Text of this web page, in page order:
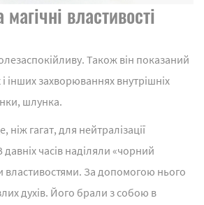
властивості
Також він показаний
інших захворюваннях внутрішніх
шлунка.
гагат, для нейтралізації
давніх часів наділяли «чорний
властивостями. За допомогою нього
духів. Його брали з собою в